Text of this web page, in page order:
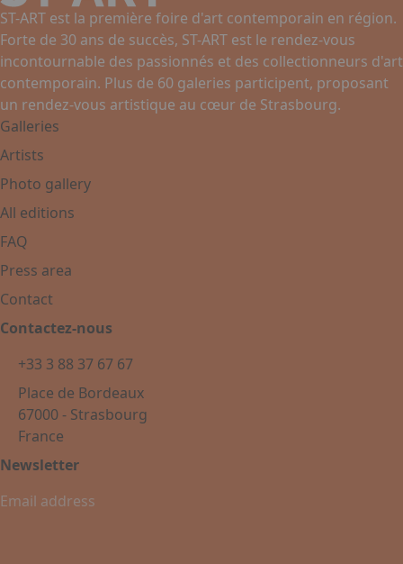
ST-ART est la première foire d'art contemporain en région.
Forte de 30 ans de succès, ST-ART est le rendez-vous
incontournable des passionnés et des collectionneurs d'art
contemporain. Plus de 60 galeries participent, proposant
un rendez-vous artistique au cœur de Strasbourg.
Galleries
Artists
Photo gallery
All editions
FAQ
Press area
Contact
Contactez-nous
+33 3 88 37 67 67
Place de Bordeaux
67000 - Strasbourg
France
Newsletter